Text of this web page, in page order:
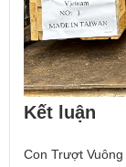
Kết luận
Con Trượt Vuông